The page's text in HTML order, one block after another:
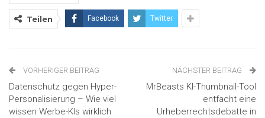
Teilen Facebook Twitter
VORHERIGER BEITRAG
Datenschutz gegen Hyper-
Personalisierung – Wie viel
wissen Werbe-KIs wirklich
NÄCHSTER BEITRAG
MrBeasts KI-Thumbnail-Tool
entfacht eine
Urheberrechtsdebatte in